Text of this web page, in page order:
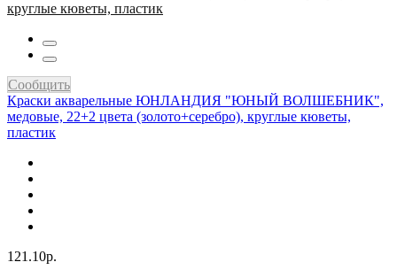
Сообщить
Краски акварельные ЮНЛАНДИЯ "ЮНЫЙ ВОЛШЕБНИК",
медовые, 22+2 цвета (золото+серебро), круглые кюветы,
пластик
121.10р.